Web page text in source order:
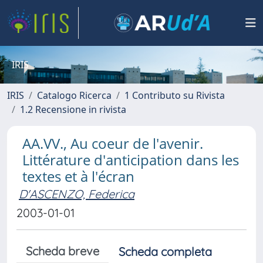
IRIS
IRIS Catalogo Ricerca
1 Contributo su Rivista
1.2 Recensione in rivista
AA.VV., Au coeur de l'avenir.
Littérature d'anticipation dans les
textes et à l'écran
D'ASCENZO, Federica
2003-01-01
Scheda breve
Scheda completa